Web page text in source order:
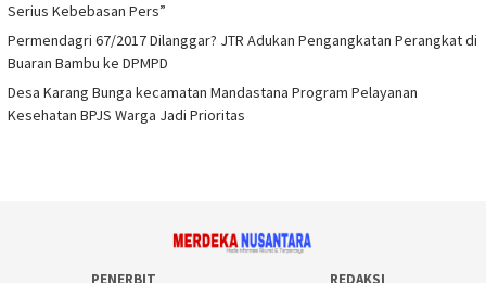
Serius Kebebasan Pers”
Permendagri 67/2017 Dilanggar? JTR Adukan Pengangkatan Perangkat di
Buaran Bambu ke DPMPD
Desa Karang Bunga kecamatan Mandastana Program Pelayanan
Kesehatan BPJS Warga Jadi Prioritas